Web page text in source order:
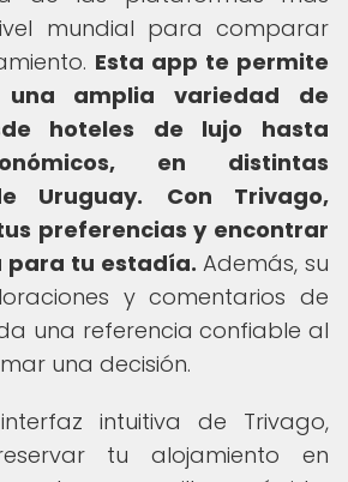
mundial para comparar
Esta app te permite
una amplia variedad de
hoteles de lujo hasta
en distintas
Uruguay.
Con Trivago,
preferencias y encontrar
para tu estadía. Además, su
y comentarios de
una referencia confiable al
una decisión.
intuitiva de Trivago,
tu alojamiento en